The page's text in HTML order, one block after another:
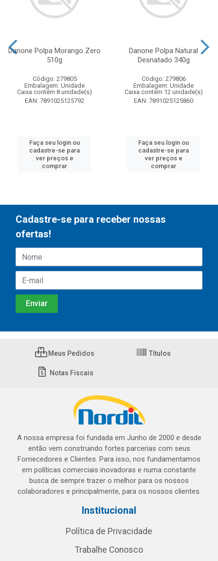
Danone Polpa Morango Zero
510g
Código: 279805
Embalagem: Unidade
Caixa contém 8 unidade(s)
EAN: 7891025125792
Faça seu login ou
cadastre-se para
ver preços e
comprar
Danone Polpa Natural
Desnatado 340g
Código: 279806
Embalagem: Unidade
Caixa contém 12 unidade(s)
EAN: 7891025125860
Faça seu login ou
cadastre-se para
ver preços e
comprar
Cadastre-se para receber nossas
ofertas!
Meus Pedidos Títulos
Notas Fiscais
A nossa empresa foi fundada em Junho de 2000 e desde
então vem construindo fortes parcerias com seus
Fornecedores e Clientes. Para isso, nos fundamentamos
em políticas comerciais inovadoras e numa constante
busca de sempre trazer o melhor para os nossos
colaboradores e principalmente, para os nossos clientes.
Institucional
Política de Privacidade
Trabalhe Conosco